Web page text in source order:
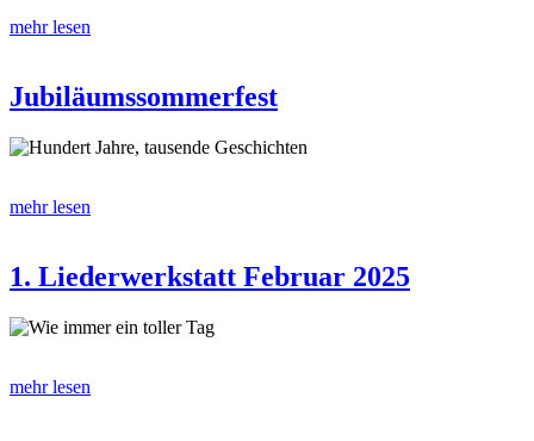
mehr lesen
Jubiläumssommerfest
Hundert Jahre, tausende Geschichten
mehr lesen
1. Liederwerkstatt Februar 2025
Wie immer ein toller Tag
mehr lesen